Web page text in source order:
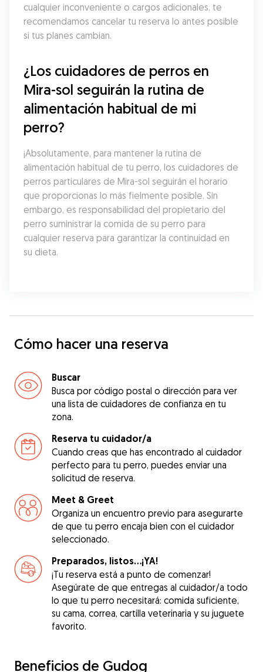
cualquier inconveniente o cargos adicionales, te
recomendamos cancelar tu reserva lo antes posible
si tus planes cambian.
¿Los cuidadores de perros en
Mira-sol seguirán la rutina de
alimentación habitual de mi
perro?
¡Absolutamente, para mantener la rutina de
alimentación habitual de tu perro, los cuidadores de
perros particulares de Mira-sol seguirán el horario
que proporcionas lo más fielmente posible. Sin
embargo, es responsabilidad del propietario del
perro suministrar la comida de su perro para
cualquier reserva para garantizar la continuidad en
su dieta.
Cómo hacer una reserva
Buscar
Busca por código postal o dirección para ver
una lista de cuidadores de confianza en tu
zona.
Reserva tu cuidador/a
Cuando creas que has encontrado al cuidador
perfecto para tu perro, puedes enviar una
solicitud de reserva.
Meet & Greet
Organiza un encuentro previo para asegurarte
de que tu perro encaja bien con el cuidador
seleccionado.
Preparados, listos...¡YA!
¡Tu reserva está a punto de comenzar!
Asegúrate de que entregas al cuidador/a todo
lo que tu perro necesitará: comida suficiente,
su cama, correa, cartilla veterinaria y su juguete
favorito.
Beneficios de Gudog